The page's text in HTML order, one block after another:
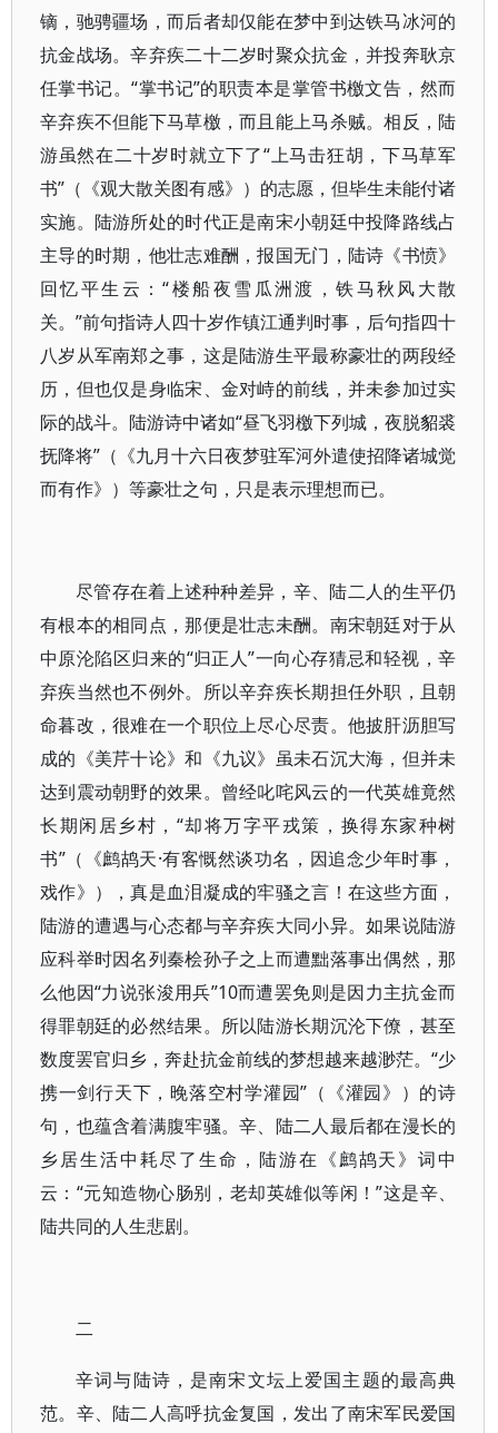
镝，驰骋疆场，而后者却仅能在梦中到达铁马冰河的
抗金战场。辛弃疾二十二岁时聚众抗金，并投奔耿京
任掌书记。“掌书记”的职责本是掌管书檄文告，然而
辛弃疾不但能下马草檄，而且能上马杀贼。相反，陆
游虽然在二十岁时就立下了“上马击狂胡，下马草军
书”（《观大散关图有感》）的志愿，但毕生未能付诸
实施。陆游所处的时代正是南宋小朝廷中投降路线占
主导的时期，他壮志难酬，报国无门，陆诗《书愤》
回忆平生云：“楼船夜雪瓜洲渡，铁马秋风大散
关。”前句指诗人四十岁作镇江通判时事，后句指四十
八岁从军南郑之事，这是陆游生平最称豪壮的两段经
历，但也仅是身临宋、金对峙的前线，并未参加过实
际的战斗。陆游诗中诸如“昼飞羽檄下列城，夜脱貂裘
抚降将”（《九月十六日夜梦驻军河外遣使招降诸城觉
而有作》）等豪壮之句，只是表示理想而已。
尽管存在着上述种种差异，辛、陆二人的生平仍
有根本的相同点，那便是壮志未酬。南宋朝廷对于从
中原沦陷区归来的“归正人”一向心存猜忌和轻视，辛
弃疾当然也不例外。所以辛弃疾长期担任外职，且朝
命暮改，很难在一个职位上尽心尽责。他披肝沥胆写
成的《美芹十论》和《九议》虽未石沉大海，但并未
达到震动朝野的效果。曾经叱咤风云的一代英雄竟然
长期闲居乡村，“却将万字平戎策，换得东家种树
书”（《鹧鸪天·有客慨然谈功名，因追念少年时事，
戏作》），真是血泪凝成的牢骚之言！在这些方面，
陆游的遭遇与心态都与辛弃疾大同小异。如果说陆游
应科举时因名列秦桧孙子之上而遭黜落事出偶然，那
么他因“力说张浚用兵”10而遭罢免则是因力主抗金而
得罪朝廷的必然结果。所以陆游长期沉沦下僚，甚至
数度罢官归乡，奔赴抗金前线的梦想越来越渺茫。“少
携一剑行天下，晚落空村学灌园”（《灌园》）的诗
句，也蕴含着满腹牢骚。辛、陆二人最后都在漫长的
乡居生活中耗尽了生命，陆游在《鹧鸪天》词中
云：“元知造物心肠别，老却英雄似等闲！”这是辛、
陆共同的人生悲剧。
二
辛词与陆诗，是南宋文坛上爱国主题的最高典
范。辛、陆二人高呼抗金复国，发出了南宋军民爱国